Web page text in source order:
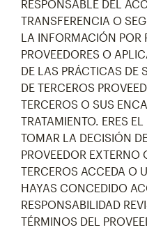
RESPONSABLE DEL
TRANSFERENCIA O
LA INFORMACIÓN POR
PROVEEDORES O
DE LAS PRÁCTICAS DE
DE TERCEROS
TERCEROS O SUS
TRATAMIENTO. ERES
TOMAR LA DECISIÓN
PROVEEDOR
TERCEROS ACCEDA O
HAYAS CONCEDIDO
RESPONSABILIDAD
TÉRMINOS DEL